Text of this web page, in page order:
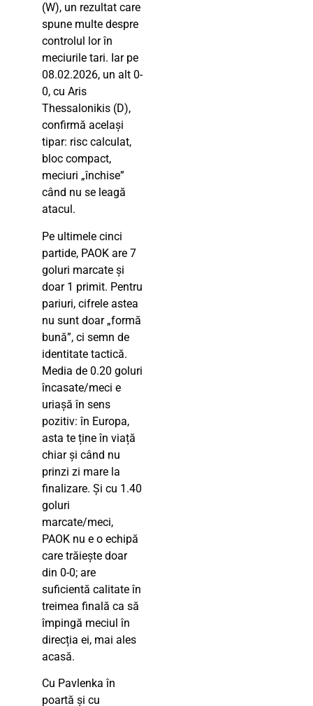
(W), un rezultat care
spune multe despre
controlul lor în
meciurile tari. Iar pe
08.02.2026, un alt 0-
0, cu Aris
Thessalonikis (D),
confirmă același
tipar: risc calculat,
bloc compact,
meciuri „închise”
când nu se leagă
atacul.
Pe ultimele cinci
partide, PAOK are 7
goluri marcate și
doar 1 primit. Pentru
pariuri, cifrele astea
nu sunt doar „formă
bună”, ci semn de
identitate tactică.
Media de 0.20 goluri
încasate/meci e
uriașă în sens
pozitiv: în Europa,
asta te ține în viață
chiar și când nu
prinzi zi mare la
finalizare. Și cu 1.40
goluri
marcate/meci,
PAOK nu e o echipă
care trăiește doar
din 0-0; are
suficientă calitate în
treimea finală ca să
împingă meciul în
direcția ei, mai ales
acasă.
Cu Pavlenka în
poartă și cu